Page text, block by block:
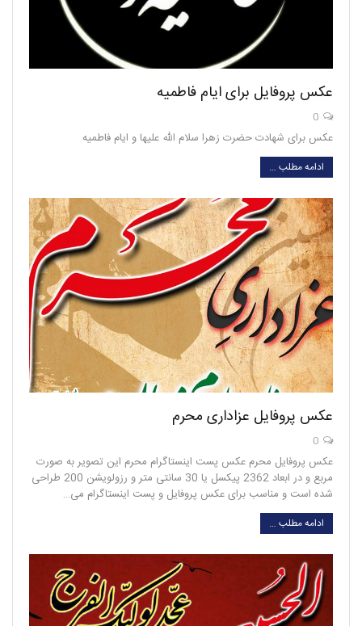
عکس پروفایل برای ایام فاطمیه
عکس برای شهادت حضرت زهرا سلام الله علیها و ایام فاطمیه
ادامه مطلب …
عکس پروفایل عزاداری محرم
عکس پروفایل محرم عکس پست اینستاگرام محرم این تصویر به صورت
مربع و در ابعاد 2362 پیکسل یا 30 سانتی متر و رزولویشن 200 طراحی
شده است و مناسب برای عکس پروفایل و پست اینستاگرام می…
ادامه مطلب …